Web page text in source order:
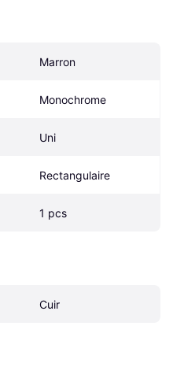
Marron
Monochrome
Uni
Rectangulaire
1 pcs
Cuir